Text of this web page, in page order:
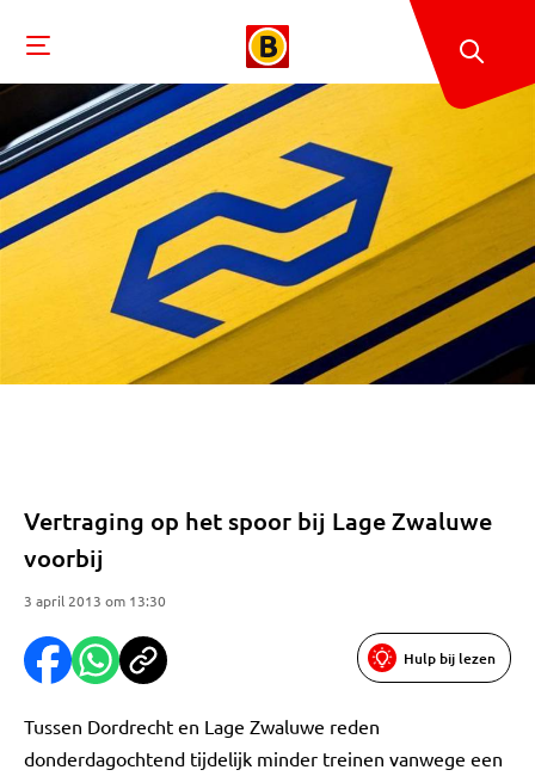
Vertraging op het spoor bij Lage Zwaluwe
voorbij
3 april 2013 om 13:30
Hulp bij lezen
Tussen Dordrecht en Lage Zwaluwe reden
donderdagochtend tijdelijk minder treinen vanwege een